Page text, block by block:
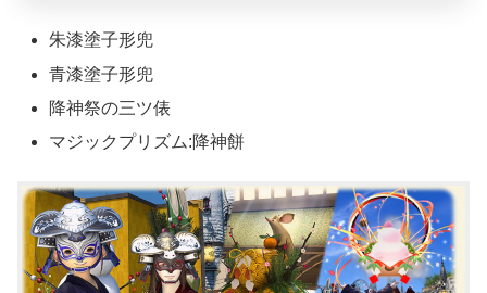
朱漆塗子形兜
青漆塗子形兜
降神祭の三ツ俵
マジックプリズム:降神餅